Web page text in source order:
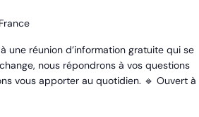
une réunion d’information gratuite qui se
nous répondrons à vos questions
vous apporter au quotidien. 🔹 Ouvert à